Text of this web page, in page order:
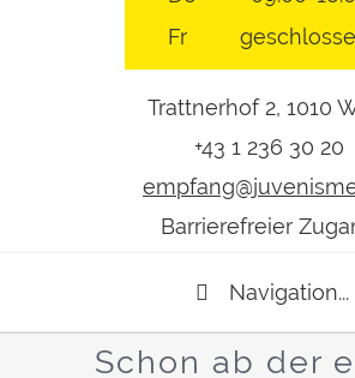
Fr
Trattnerhof 2, 1010
+43 1 236 30 20
Barrierefreier
Navigation...
Schon ab der